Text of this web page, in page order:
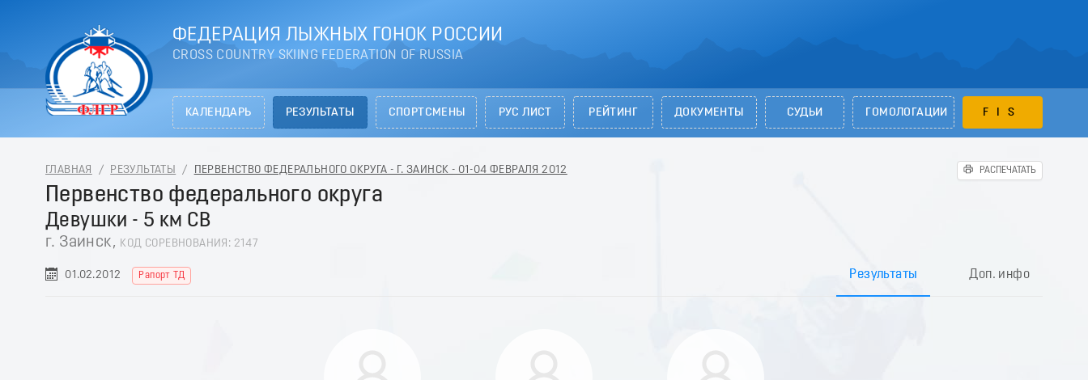
ФЕДЕРАЦИЯ ЛЫЖНЫХ ГОНОК РОССИИ
CROSS COUNTRY SKIING FEDERATION OF RUSSIA
КАЛЕНДАРЬ РЕЗУЛЬТАТЫ СПОРТСМЕНЫ РУС ЛИСТ РЕЙТИНГ ДОКУМЕНТЫ СУДЬИ ГОМОЛОГАЦИИ FIS
ГЛАВНАЯ / РЕЗУЛЬТАТЫ / ПЕРВЕНСТВО ФЕДЕРАЛЬНОГО ОКРУГА - Г. ЗАИНСК - 01-04 ФЕВРАЛЯ 2012 РАСПЕЧАТАТЬ
Первенство федерального округа
Девушки - 5 км СВ
г. Заинск, КОД СОРЕВНОВАНИЯ: 2147
01.02.2012 Рапорт ТД Результаты Доп. инфо